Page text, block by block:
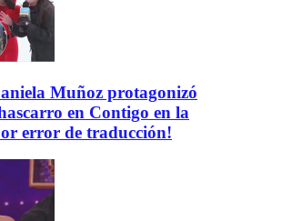
Muñoz protagonizó
en Contigo en la
error de traducción!